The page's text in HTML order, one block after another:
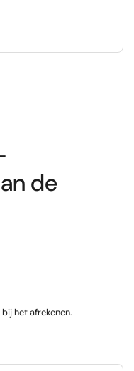
de
het afrekenen.